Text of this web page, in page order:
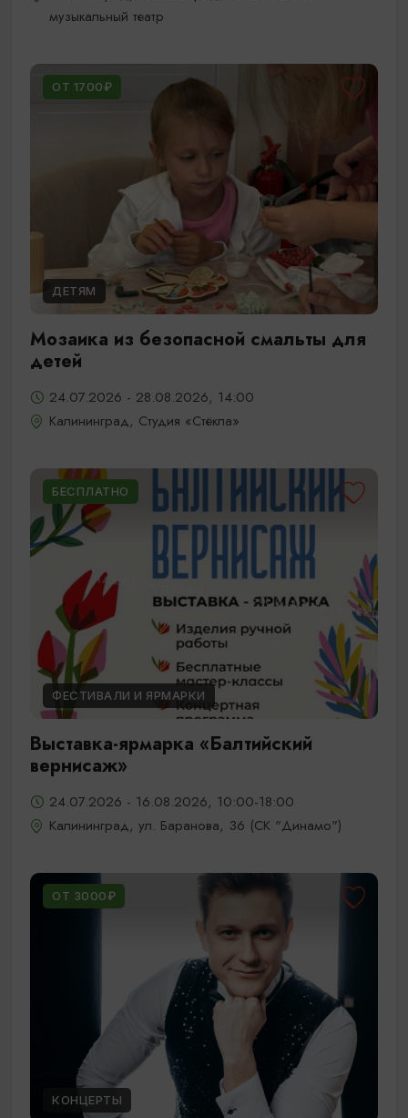
музыкальный театр
ОТ 1700₽
ДЕТЯМ
Мозаика из безопасной смальты для
детей
24.07.2026 - 28.08.2026, 14:00
Калининград, Студия «Стёкла»
БЕСПЛАТНО
ФЕСТИВАЛИ И ЯРМАРКИ
Выставка-ярмарка «Балтийский
вернисаж»
24.07.2026 - 16.08.2026, 10:00-18:00
Калининград, ул. Баранова, 36 (СК "Динамо")
ОТ 3000₽
КОНЦЕРТЫ